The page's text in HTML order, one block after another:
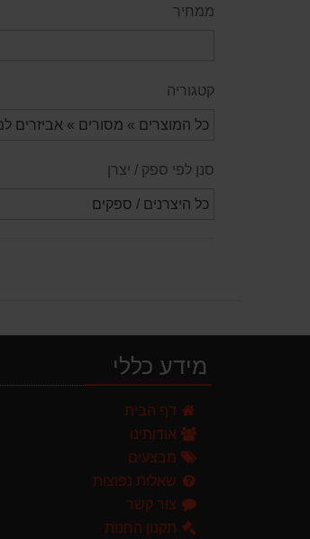
ממחיר
קטגוריה
סנן לפי ספק / יצרן
מידע כללי
דף הבית
אודותינו
מבצעים
שאלות נפוצות
צור קשר
תקנון החנות
119.00 ₪
499.00 ₪